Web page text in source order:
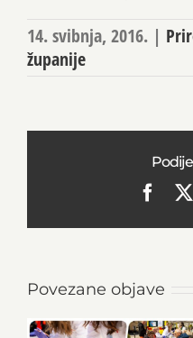
14. svibnja, 2016. |
županije
Povezane objave